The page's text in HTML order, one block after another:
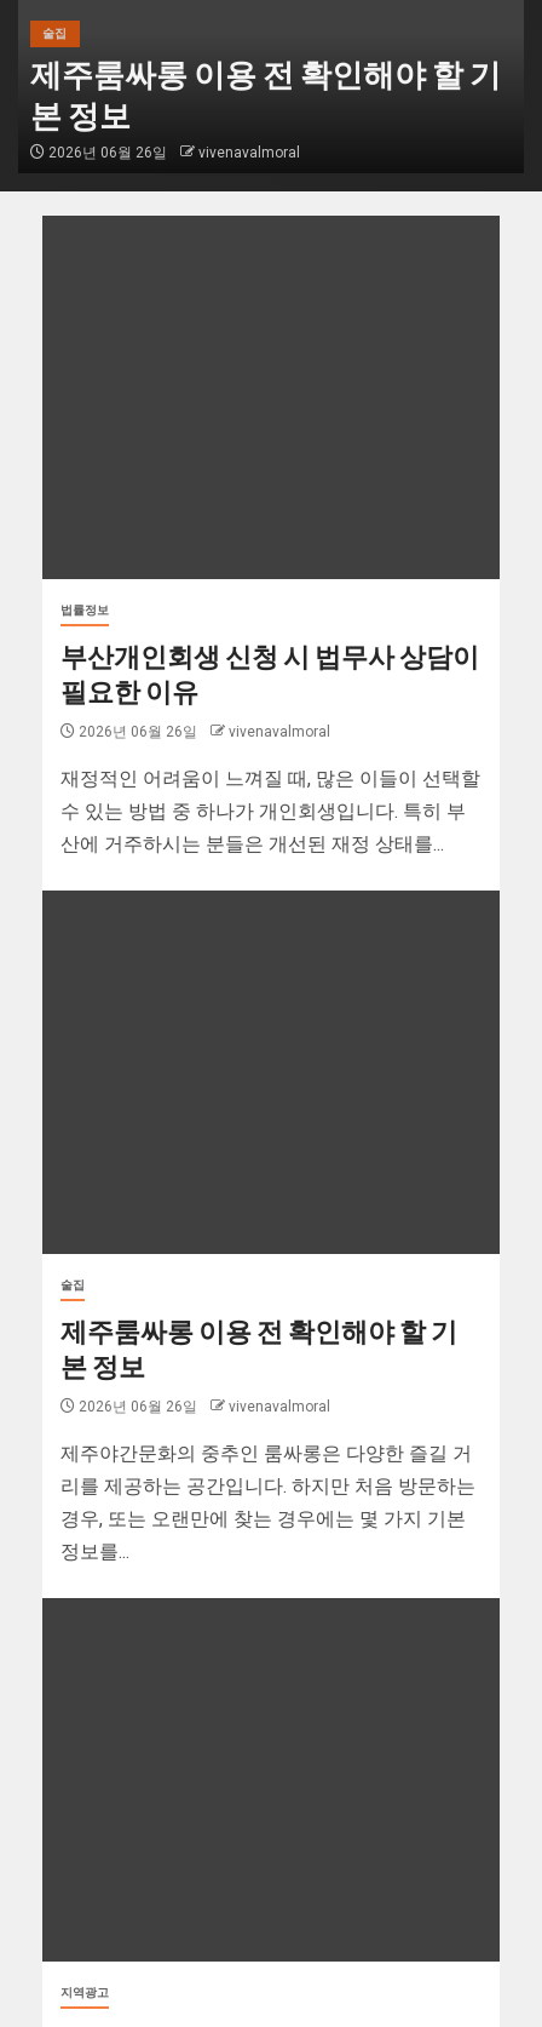
술집
제주룸싸롱 이용 전 확인해야 할 기
본 정보
2026년 06월 26일 vivenavalmoral
법률정보
부산개인회생 신청 시 법무사 상담이
필요한 이유
2026년 06월 26일 vivenavalmoral
재정적인 어려움이 느껴질 때, 많은 이들이 선택할
수 있는 방법 중 하나가 개인회생입니다. 특히 부
산에 거주하시는 분들은 개선된 재정 상태를...
술집
제주룸싸롱 이용 전 확인해야 할 기
본 정보
2026년 06월 26일 vivenavalmoral
제주야간문화의 중추인 룸싸롱은 다양한 즐길 거
리를 제공하는 공간입니다. 하지만 처음 방문하는
경우, 또는 오랜만에 찾는 경우에는 몇 가지 기본
정보를...
지역광고